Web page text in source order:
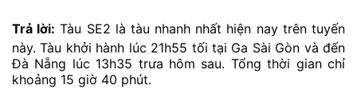
Trả lời: Tàu SE2 là tàu nhanh nhất hiện nay trên tuyến
này. Tàu khởi hành lúc 21h55 tối tại Ga Sài Gòn và đến
Đà Nẵng lúc 13h35 trưa hôm sau. Tổng thời gian chỉ
khoảng 15 giờ 40 phút.